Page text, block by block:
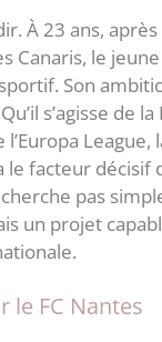
À 23 ans,
Canaris, le
Son
s’agisse de
League,
le facteur décisif
pas
un projet
le FC Nantes